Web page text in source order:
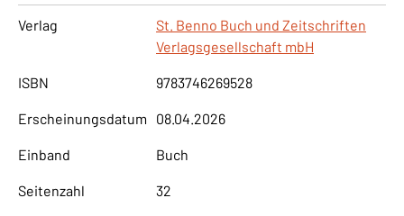
Verlag
St. Benno Buch und Zeitschriften
Verlagsgesellschaft mbH
ISBN 9783746269528
Erscheinungsdatum 08.04.2026
Einband Buch
Seitenzahl 32